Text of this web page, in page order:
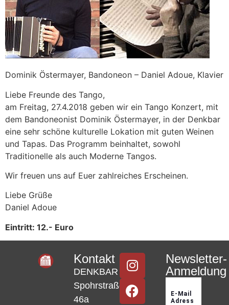
Dominik Östermayer, Bandoneon – Daniel Adoue, Klavier
Liebe Freunde des Tango,
am Freitag, 27.4.2018 geben wir ein Tango Konzert, mit
dem Bandoneonist Dominik Östermayer, in der Denkbar
eine sehr schöne kulturelle Lokation mit guten Weinen
und Tapas. Das Programm beinhaltet, sowohl
Traditionelle als auch Moderne Tangos.
Wir freuen uns auf Euer zahlreiches Erscheinen.
Liebe Grüße
Daniel Adoue
Eintritt: 12.- Euro
Kontakt
DENKBAR
Spohrstraße
46a
Newsletter-
Anmeldung